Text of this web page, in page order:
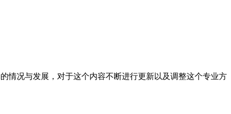
情况与发展，对于这个内容不断进行更新以及调整这个专业方